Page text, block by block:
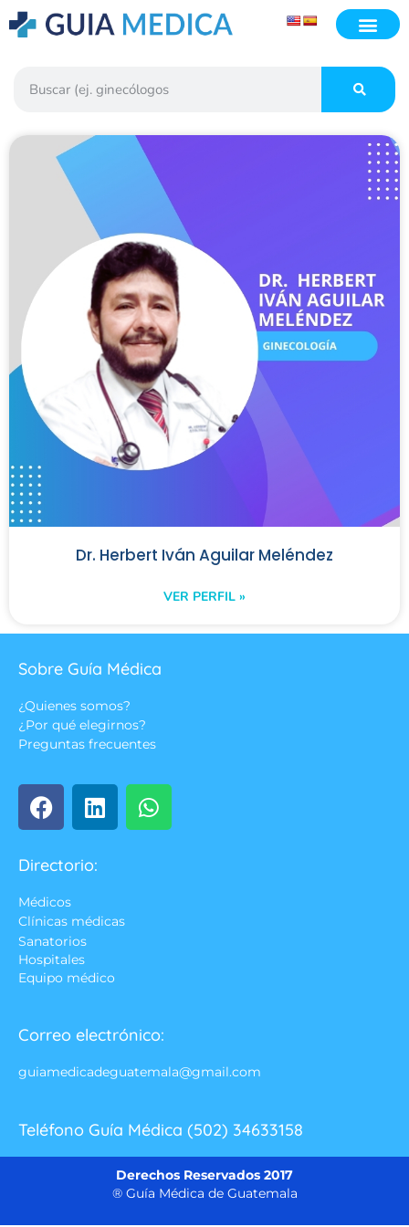
Dr. Herbert Iván Aguilar Meléndez
VER PERFIL »
Sobre Guía Médica
¿Quienes somos?
¿Por qué elegirnos?
Preguntas frecuentes
Directorio:
Médicos
Clínicas médicas
Sanatorios
Hospitales
Equipo médico
Correo electrónico:
guiamedicadeguatemala@gmail.com
Teléfono Guía Médica (502) 34633158
Derechos Reservados 2017
® Guía Médica de Guatemala